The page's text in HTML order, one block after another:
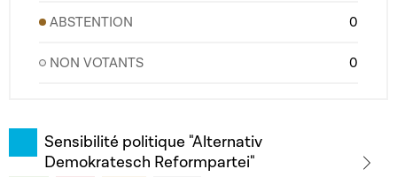
ABSTENTION 0
NON VOTANTS 0
Sensibilité politique "Alternativ
Demokratesch Reformpartei"